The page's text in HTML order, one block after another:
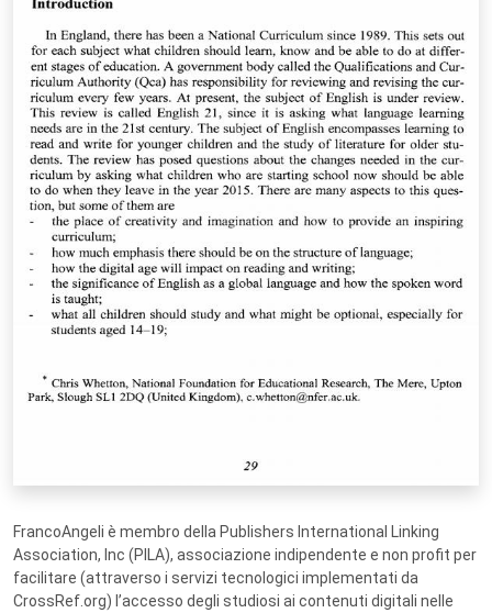
FrancoAngeli è membro della Publishers International Linking
Association, Inc (PILA), associazione indipendente e non profit per
facilitare (attraverso i servizi tecnologici implementati da
CrossRef.org) l’accesso degli studiosi ai contenuti digitali nelle